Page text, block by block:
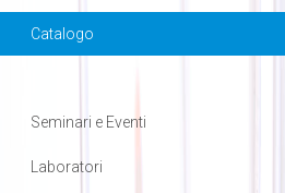
Catalogo
Seminari e Eventi
Laboratori